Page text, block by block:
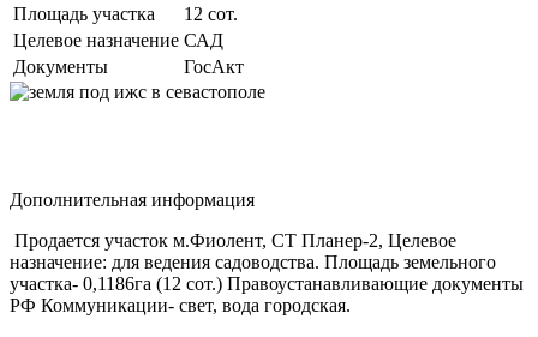
Площадь участка
12 сот.
Целевое назначение САД
Документы
ГосАкт
Дополнительная информация
Продается участок м.Фиолент, СТ Планер-2, Целевое
назначение: для ведения садоводства. Площадь земельного
участка- 0,1186га (12 сот.) Правоустанавливающие документы
РФ Коммуникации- свет, вода городская.